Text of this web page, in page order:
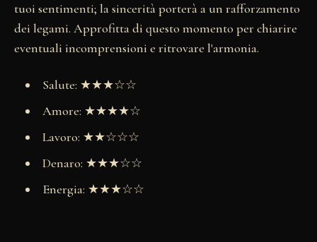
tuoi sentimenti; la sincerità porterà a un rafforzamento
dei legami. Approfitta di questo momento per chiarire
eventuali incomprensioni e ritrovare l'armonia.
Salute: ★★★☆☆
Amore: ★★★★☆
Lavoro: ★★☆☆☆
Denaro: ★★★☆☆
Energia: ★★★☆☆